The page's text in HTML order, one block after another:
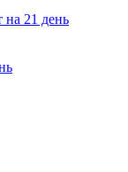
на 21 день